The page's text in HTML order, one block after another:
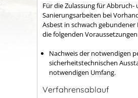
Für die Zulassung für Abbruch-
Sanierungsarbeiten bei
Asbest in schwach gebundener
die folgenden
Nachweis der notwendigen
sicherheitstechnischen
notwendigen Umfang.
Verfahrensablauf